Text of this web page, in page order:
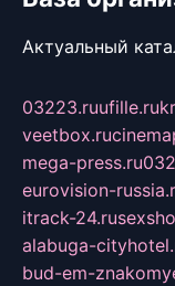
Актуальный
03223.ruufille.ru
veetbox.ru
mega-press.ru
eurovision-
itrack-24.ru
alabuga-
bud-em-